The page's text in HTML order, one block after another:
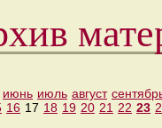
июнь июль август
16 17 18 19 20 21 22 23